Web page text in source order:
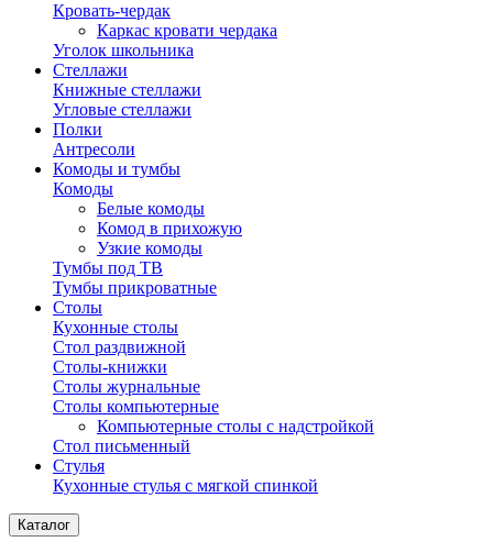
Кровать-чердак
Каркас кровати чердака
Уголок школьника
Стеллажи
Книжные стеллажи
Угловые стеллажи
Полки
Антресоли
Комоды и тумбы
Комоды
Белые комоды
Комод в прихожую
Узкие комоды
Тумбы под ТВ
Тумбы прикроватные
Столы
Кухонные столы
Стол раздвижной
Столы-книжки
Столы журнальные
Столы компьютерные
Компьютерные столы с надстройкой
Стол письменный
Стулья
Кухонные стулья с мягкой спинкой
Каталог